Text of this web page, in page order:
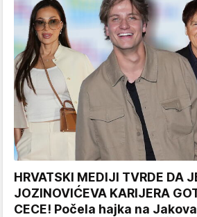
HRVATSKI MEDIJI TVRDE DA
JOZINOVIĆEVA KARIJERA
CECE! Počela hajka na